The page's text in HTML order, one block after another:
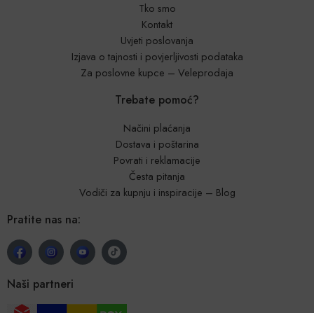
Tko smo
Kontakt
Uvjeti poslovanja
Izjava o tajnosti i povjerljivosti podataka
Za poslovne kupce – Veleprodaja
Trebate pomoć?
Načini plaćanja
Dostava i poštarina
Povrati i reklamacije
Česta pitanja
Vodiči za kupnju i inspiracije – Blog
Pratite nas na:
Naši partneri